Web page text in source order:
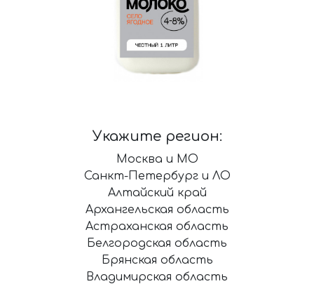
Укажите регион:
Москва и МО
Санкт-Петербург и ЛО
Алтайский край
Архангельская область
Астраханская область
Белгородская область
Брянская область
Владимирская область